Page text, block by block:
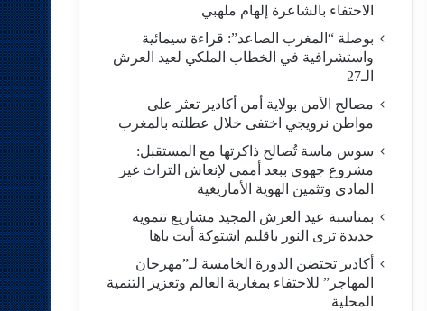
الاحتفاء بالشاعرة إلهام ملهبي
بوصلة “المغرب الصاعد”: قراءة سيمائية
واستشرافية في الخطاب الملكي لعيد العرش
الـ27
مصالح الأمن بولاية أمن أكادير تعثر على
مواطن نرويجي اختفى خلال عطلته بالمغرب
سوس ماسة تُصالح ذاكرتها مع المستقبل:
مشروع جهوي ببعد أممي لإنعاش التراث غير
المادي وتثمين الهوية الأمازيغية
بمناسبة عيد العرش المجيد مشاريع تنموية
جديدة ترى النور باقليم اشتوكة أيت باها
أكادير تحتضن الدورة الخامسة لـ”مهرجان
المهاجر” للاحتفاء بمغاربة العالم وتعزيز التنمية
المحلية